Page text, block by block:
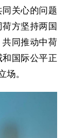
关心的问题
方坚持两国
同推动中荷
国际公平正
场。